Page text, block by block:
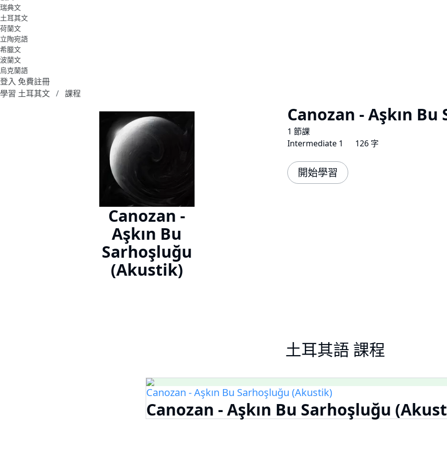
瑞典文
土耳其文
荷蘭文
立陶宛語
希臘文
波蘭文
烏克蘭語
登入 免費註冊
學習 土耳其文
課程
Canozan -
Aşkın Bu
Sarhoşluğu
(Akustik)
Canozan - Aşkın
1 節課
Intermediate 1
126 字
開始學習
土耳其語 課程
Canozan - Aşkın Bu Sarhoşluğu (Akustik)
Canozan - Aşkın Bu Sarhoşluğu